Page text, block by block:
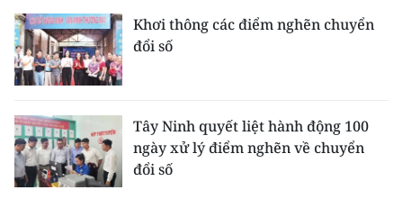
Khơi thông các điểm nghẽn chuyển
đổi số
Tây Ninh quyết liệt hành động 100
ngày xử lý điểm nghẽn về chuyển
đổi số